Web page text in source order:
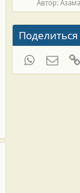
Автор:
WhatsApp